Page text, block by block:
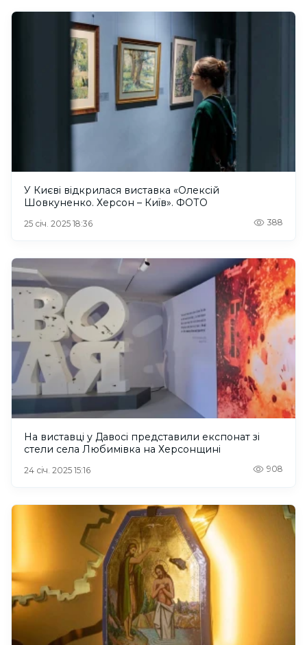
У Києві відкрилася виставка «Олексій
Шовкуненко. Херсон – Київ». ФОТО
25 січ. 2025 18:36 388
На виставці у Давосі представили експонат зі
стели села Любимівка на Херсонщині
24 січ. 2025 15:16 908